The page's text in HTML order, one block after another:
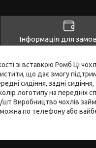
Інформація для
зі вставкою Ромб Ці
що дає змогу
сидіння, задні сидіння,
логотипу на передніх
Виробництво чохлів
по телефону або